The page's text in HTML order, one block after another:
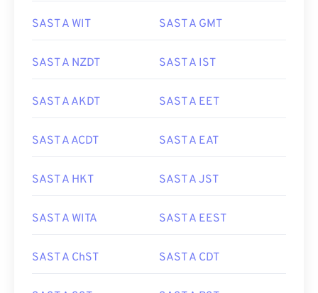
SAST A WIT SAST A GMT
SAST A NZDT SAST A IST
SAST A AKDT SAST A EET
SAST A ACDT SAST A EAT
SAST A HKT SAST A JST
SAST A WITA SAST A EEST
SAST A ChST SAST A CDT